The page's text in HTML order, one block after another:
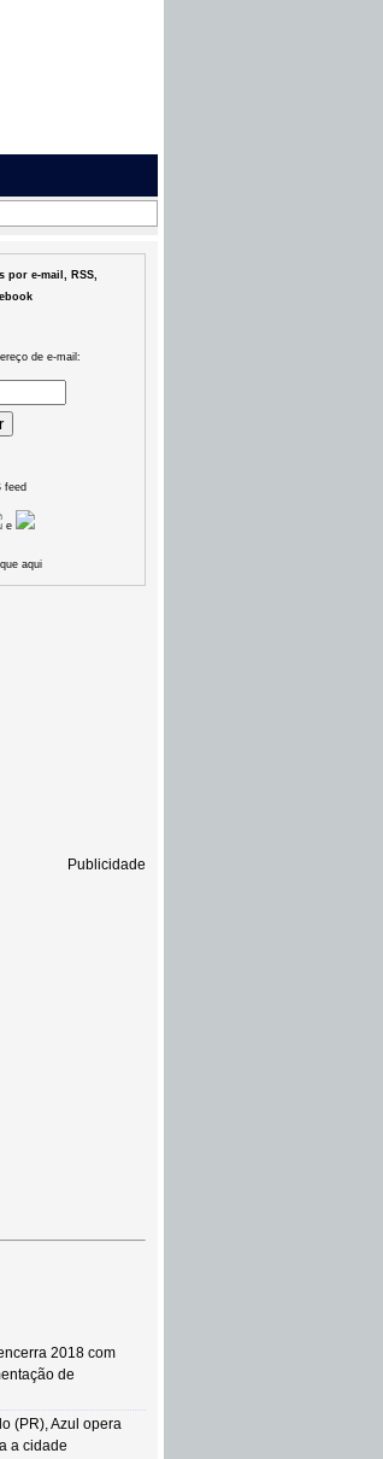
por e-mail, RSS,
de e-mail:
feed
e
aqui
Publicidade
2018 com
de
(PR), Azul opera
a cidade